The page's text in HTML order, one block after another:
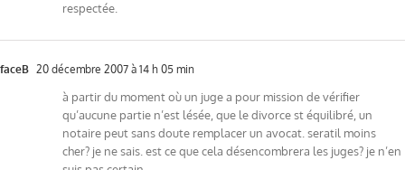
respectée.
faceB 20 décembre 2007 à 14 h 05 min
à partir du moment où un juge a pour mission de vérifier
qu’aucune partie n’est lésée, que le divorce st équilibré, un
notaire peut sans doute remplacer un avocat. seratil moins
cher? je ne sais. est ce que cela désencombrera les juges? je n’en